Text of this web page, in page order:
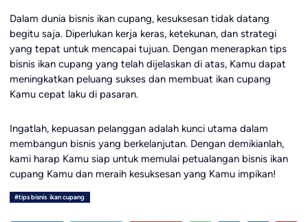
Dalam dunia bisnis ikan cupang, kesuksesan tidak datang
begitu saja. Diperlukan kerja keras, ketekunan, dan strategi
yang tepat untuk mencapai tujuan. Dengan menerapkan tips
bisnis ikan cupang yang telah dijelaskan di atas, Kamu dapat
meningkatkan peluang sukses dan membuat ikan cupang
Kamu cepat laku di pasaran.
Ingatlah, kepuasan pelanggan adalah kunci utama dalam
membangun bisnis yang berkelanjutan. Dengan demikianlah,
kami harap Kamu siap untuk memulai petualangan bisnis ikan
cupang Kamu dan meraih kesuksesan yang Kamu impikan!
#tips bisnis ikan cupang